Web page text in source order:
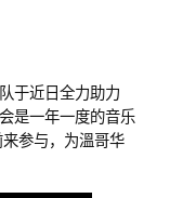
于近日全力助力
是一年一度的音乐
参与，为溫哥华